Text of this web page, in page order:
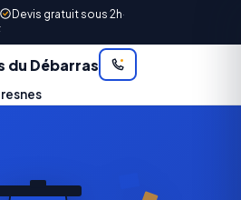
Devis gratuit sous 2h·
du Débarras